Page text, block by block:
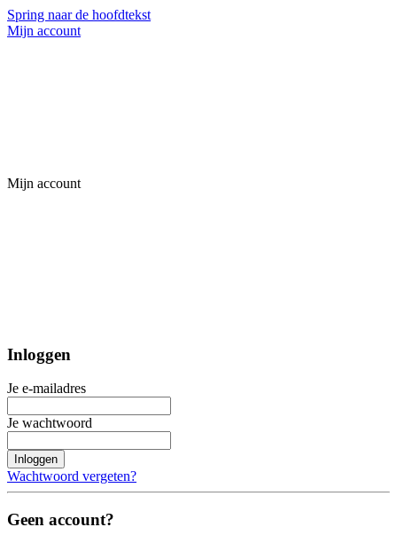
Spring naar de hoofdtekst
Mijn account
Mijn account
Inloggen
Je e-mailadres
Je wachtwoord
Inloggen
Wachtwoord vergeten?
Geen account?